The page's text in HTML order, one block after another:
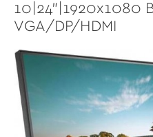
10|24"|1920x1080
VGA/DP/HDMI